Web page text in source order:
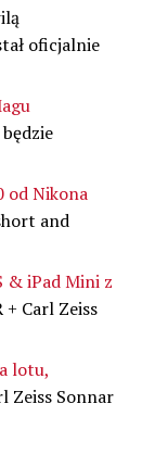
oficjalnie
od Nikona
and
& iPad Mini z
+ Carl Zeiss
lotu,
Zeiss Sonnar